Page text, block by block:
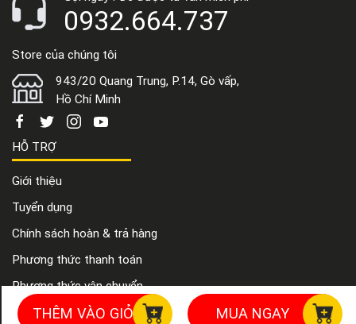
THÊM VÀO GIỎ MUA NGAY
0932.664.737
Store của chúng tôi
943/20 Quang Trung, P.14, Gò vấp,
Hồ Chí Minh
HỖ TRỢ
Giới thiệu
Tuyển dụng
Chính sách hoàn & trả hàng
Phương thức thanh toán
Phương thức vận chuyển
Điều khoản sử dụng